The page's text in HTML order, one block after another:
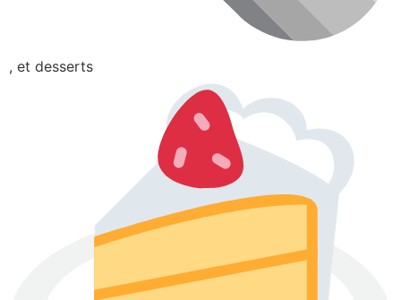
, et desserts